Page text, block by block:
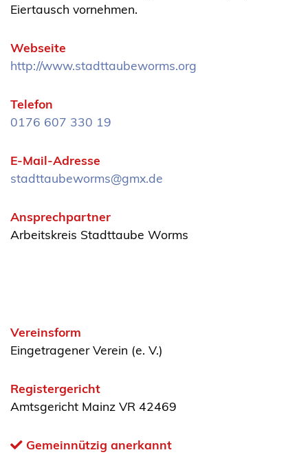
Eiertausch vornehmen.
Webseite
http://www.stadttaubeworms.org
Telefon
0176 607 330 19
E-Mail-Adresse
stadttaubeworms@gmx.de
Ansprechpartner
Arbeitskreis Stadttaube Worms
Vereinsform
Eingetragener Verein (e. V.)
Registergericht
Amtsgericht Mainz VR 42469
Gemeinnützig anerkannt